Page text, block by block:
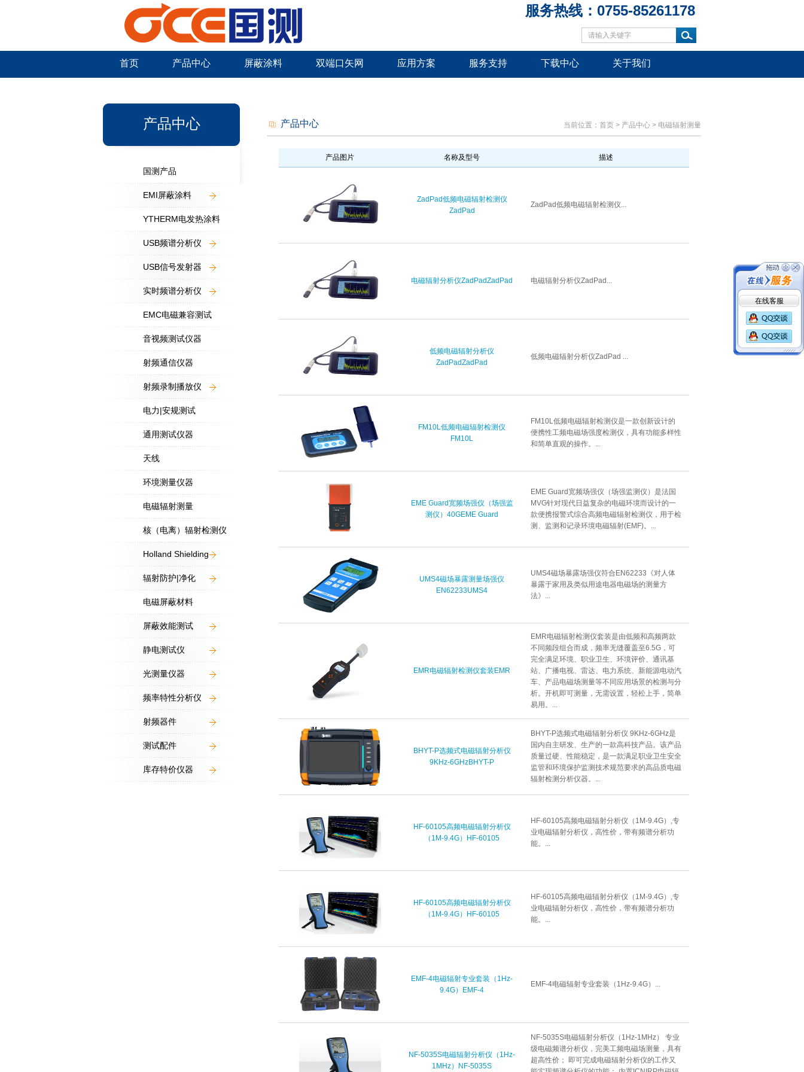
服务热线：0755-85261178
首页 产品中心 屏蔽涂料 双端口矢网 应用方案 服务支持 下载中心 关于我们
产品中心
国测产品
EMI屏蔽涂料
YTHERM电发热涂料
USB频谱分析仪
USB信号发射器
实时频谱分析仪
EMC电磁兼容测试
音视频测试仪器
射频通信仪器
射频录制播放仪
电力|安规测试
通用测试仪器
天线
环境测量仪器
电磁辐射测量
核（电离）辐射检测仪
Holland Shielding
辐射防护|净化
电磁屏蔽材料
屏蔽效能测试
静电测试仪
光测量仪器
频率特性分析仪
射频器件
测试配件
库存特价仪器
当前位置： 首页 > 产品中心 > 电磁辐射测量
产品中心
产品图片 名称及型号 描述
ZadPad低频电磁辐射检测仪
ZadPad
ZadPad低频电磁辐射检测仪...
电磁辐射分析仪ZadPadZadPad 电磁辐射分析仪ZadPad...
低频电磁辐射分析仪
ZadPadZadPad
低频电磁辐射分析仪ZadPad ...
FM10L低频电磁辐射检测仪
FM10L
FM10L低频电磁辐射检测仪是一款创新设计的
便携性工频电磁场强度检测仪，具有功能多样性
和简单直观的操作。...
EME Guard宽频场强仪（场强监
测仪）40GEME Guard
EME Guard宽频场强仪（场强监测仪）是法国
MVG针对现代日益复杂的电磁环境而设计的一
款便携报警式综合高频电磁辐射检测仪，用于检
测、监测和记录环境电磁辐射(EMF)。...
UMS4磁场暴露测量场强仪
EN62233UMS4
UMS4磁场暴露场强仪符合EN62233《对人体
暴露于家用及类似用途电器电磁场的测量方
法》...
EMR电磁辐射检测仪套装EMR
EMR电磁辐射检测仪套装是由低频和高频两款
不同频段组合而成，频率无缝覆盖至6.5G，可
完全满足环境、职业卫生、环境评价、通讯基
站、广播电视、雷达、电力系统、新能源电动汽
车、产品电磁场测量等不同应用场景的检测与分
析。开机即可测量，无需设置，轻松上手，简单
易用。...
BHYT-P选频式电磁辐射分析仪
9KHz-6GHzBHYT-P
BHYT-P选频式电磁辐射分析仪 9KHz-6GHz是
国内自主研发、生产的一款高科技产品。该产品
质量过硬、性能稳定，是一款满足职业卫生安全
监管和环境保护监测技术规范要求的高品质电磁
辐射检测分析仪器。...
HF-60105高频电磁辐射分析仪
（1M-9.4G）HF-60105
HF-60105高频电磁辐射分析仪（1M-9.4G）,专
业电磁辐射分析仪，高性价，带有频谱分析功
能。...
HF-60105高频电磁辐射分析仪
（1M-9.4G）HF-60105
HF-60105高频电磁辐射分析仪（1M-9.4G）,专
业电磁辐射分析仪，高性价，带有频谱分析功
能。...
EMF-4电磁辐射专业套装（1Hz-
9.4G）EMF-4
EMF-4电磁辐射专业套装（1Hz-9.4G）...
NF-5035S电磁辐射分析仪（1Hz-
1MHz）NF-5035S
NF-5035S电磁辐射分析仪（1Hz-1MHz） 专业
级电磁频谱分析仪，完美工频电磁场测量，具有
超高性价； 即可完成电磁辐射分析仪的工作又
在线客服